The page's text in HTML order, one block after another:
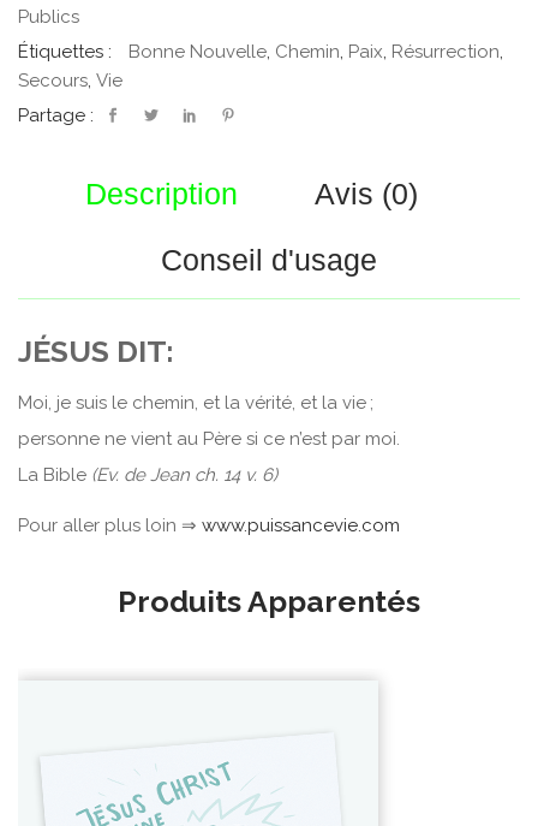
vie
Publics
Étiquettes :
Bonne Nouvelle, Chemin, Paix, Résurrection,
Secours, Vie
Partage :
Description
Avis (0)
Conseil d'usage
JÉSUS DIT:
Moi, je suis le chemin, et la vérité, et la vie ;
personne ne vient au Père si ce n’est par moi.
La Bible (Ev. de Jean ch. 14 v. 6)
Pour aller plus loin ⇒ www.puissancevie.com
Produits Apparentés